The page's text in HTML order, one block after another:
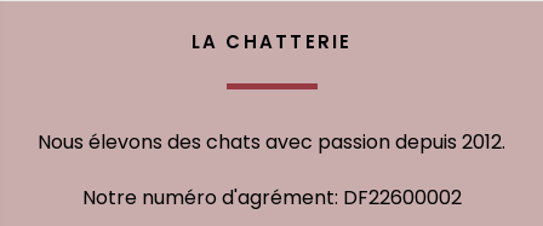
LA CHATTERIE
Nous élevons des chats avec passion depuis 2012.
Notre numéro d'agrément: DF22600002